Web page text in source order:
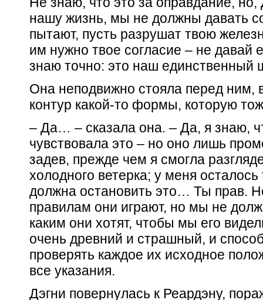
нашу жизнь, мы не должны давать
пытают, пусть разрушат твою
им нужно твое согласие – не давай
знаю точно: это наш единственный
Она неподвижно стояла перед ним,
контур какой-то формы, которую
– Да… – сказала она. – Да, я знаю,
чувствовала это – но оно лишь
задев, прежде чем я смогла
холодного ветерка; у меня осталось
должна остановить это… Ты прав.
правилам они играют, но мы не
каким они хотят, чтобы мы его
очень древний и страшный, и
проверять каждое их исходное
все указания.
Дэгни повернулась к Реардэну,